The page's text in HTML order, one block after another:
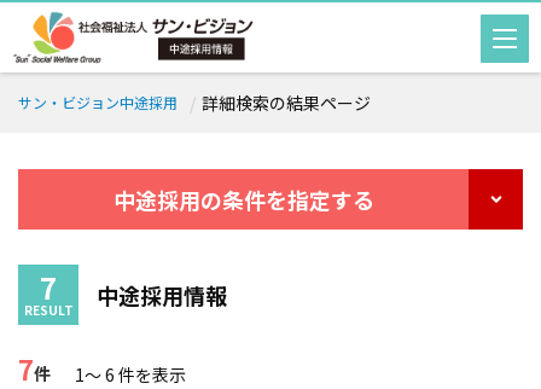
サン・ビジョン中途採用 詳細検索の結果ページ
中途採用の条件を指定する
中途採用情報
7件 1～ 6 件を表示